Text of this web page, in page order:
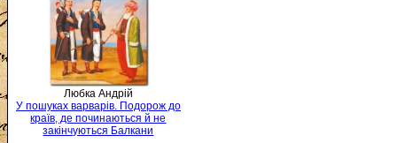
Любка Андрій
У пошуках варварів. Подорож до
країв, де починаються й не
закінчуються Балкани